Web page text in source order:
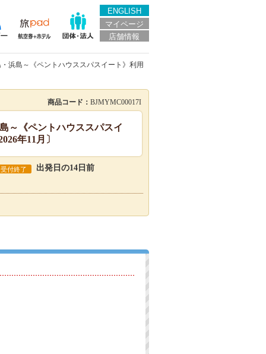
ENGLISH
マイページ
店舗情報
浜島～《ペントハウススパスイート》利用
商品コード： BJMYMC00017I
～《ペントハウススパスイ
年11月〕
受付終了 出発日の14日前